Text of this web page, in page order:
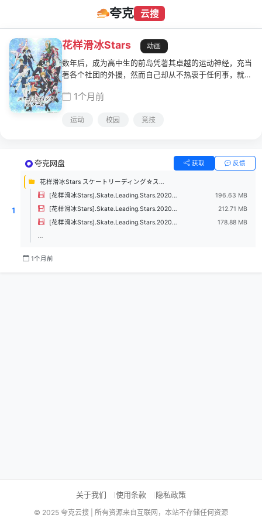
夸克 云搜
花样滑冰Stars
动画
数年后，成为高中生的前岛凭著其卓越的运动神经，充当
著各个社团的外援，然而自己却从不热衷于任何事，就这
会，宣称将从个人项目转战至Skate-Leading。随后一名
1个月前
运动 校园 竞技
1
夸克网盘 获取 反馈
花样滑冰Stars スケートリーディング☆スターズ (2020)
[花样滑冰Stars].Skate.Leading.Stars.2020.S01E12.1080p.B-Global.WEB-DL.H264.AAC-UBWEB.mkv
196.63 MB
[花样滑冰Stars].Skate.Leading.Stars.2020.S01E11.1080p.B-Global.WEB-DL.H264.AAC-UBWEB.mkv
212.71 MB
[花样滑冰Stars].Skate.Leading.Stars.2020.S01E10.1080p.B-Global.WEB-DL.H264.AAC-UBWEB.mkv
178.88 MB
...
1个月前
关于我们 使用条款 隐私政策
© 2025 夸克云搜 | 所有资源来自互联网，本站不存储任何资源